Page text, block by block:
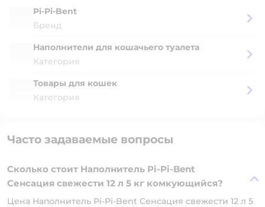
Pi-Pi-Bent
Бренд
Наполнители для кошачьего туалета
Категория
Товары для кошек
Категория
Часто задаваемые вопросы
Сколько стоит Наполнитель Pi-Pi-Bent
Сенсация свежести 12 л 5 кг комкующийся?
Цена Наполнитель Pi-Pi-Bent Сенсация свежести 12 л 5